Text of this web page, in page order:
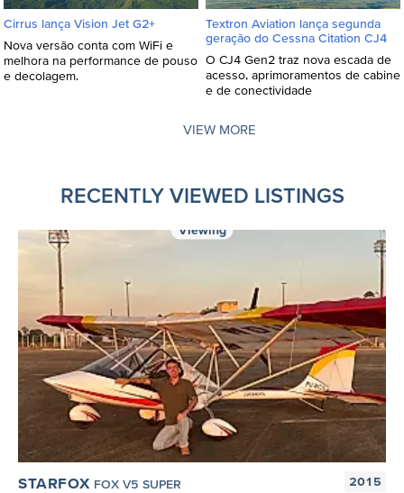
Cirrus lança Vision Jet G2+
Nova versão conta com WiFi e
melhora na performance de pouso
e decolagem.
Textron Aviation lança segunda
geração do Cessna Citation CJ4
O CJ4 Gen2 traz nova escada de
acesso, aprimoramentos de cabine
e de conectividade
VIEW MORE
RECENTLY VIEWED LISTINGS
Viewing
STARFOXFOX V5 SUPER 2015